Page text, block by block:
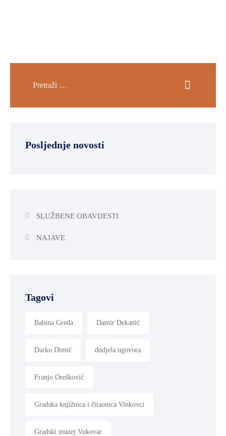
Posljednje novosti
SLUŽBENE OBAVIJESTI
NAJAVE
Tagovi
Babina Greda Damir Dekanić
Darko Dimić dodjela ugovora
Franjo Orešković
Gradska knjižnica i čitaonica Vinkovci
Gradski muzej Vukovar